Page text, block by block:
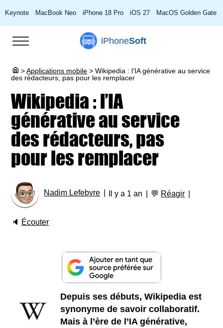
Keynote MacBook Neo iPhone 18 Pro iOS 27 MacOS Golden Gate
iPhoneSoft
> Applications mobile > Wikipedia : l’IA générative au service
des rédacteurs, pas pour les remplacer
Wikipedia : l’IA
générative au service
des rédacteurs, pas
pour les remplacer
Nadim Lefebvre Il y a 1 an 💬 Réagir
🔈 Écouter
Depuis ses débuts, Wikipedia est
synonyme de savoir collaboratif.
Mais à l’ère de l’IA générative,